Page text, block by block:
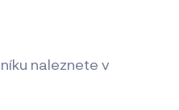
naleznete v